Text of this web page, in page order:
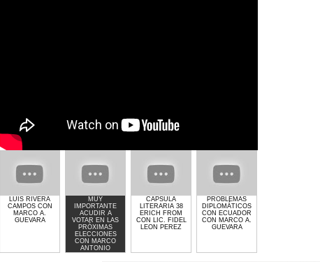
LUIS RIVERA
CAMPOS CON
MARCO A.
GUEVARA
MUY
IMPORTANTE
ACUDIR A
VOTAR EN LAS
PRÓXIMAS
ELECCIONES
CON MARCO
ANTONIO
GUEVARA
CAPSULA
LITERARIA 38
ERICH FROM
CON LIC. FIDEL
LEON PEREZ
PROBLEMAS
DIPLOMÁTICOS
CON ECUADOR
CON MARCO A.
GUEVARA